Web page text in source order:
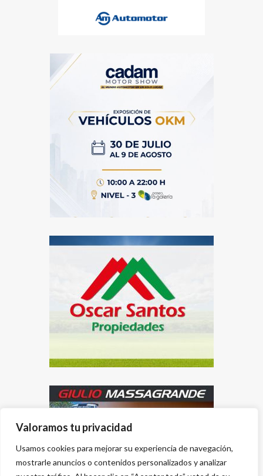
Valoramos tu privacidad
Usamos cookies para mejorar su experiencia de navegación,
mostrarle anuncios o contenidos personalizados y analizar